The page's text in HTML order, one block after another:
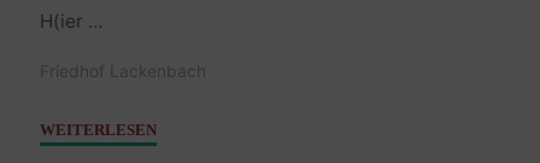
H(ier …
Friedhof Lackenbach
WEITERLESEN"Ullmann